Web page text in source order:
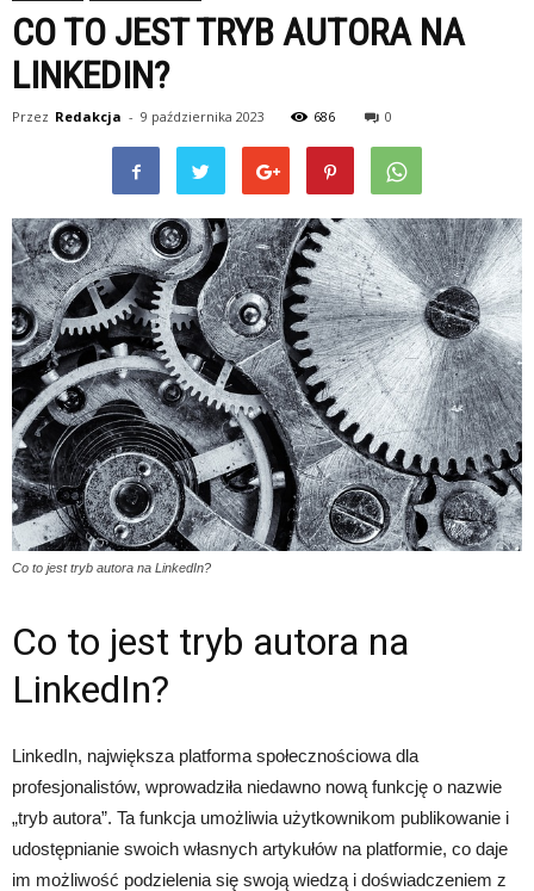
CO TO JEST TRYB AUTORA NA
LINKEDIN?
Przez Redakcja - 9 października 2023 686 0
Co to jest tryb autora na LinkedIn?
Co to jest tryb autora na
LinkedIn?
LinkedIn, największa platforma społecznościowa dla
profesjonalistów, wprowadziła niedawno nową funkcję o nazwie
„tryb autora”. Ta funkcja umożliwia użytkownikom publikowanie i
udostępnianie swoich własnych artykułów na platformie, co daje
im możliwość podzielenia się swoją wiedzą i doświadczeniem z